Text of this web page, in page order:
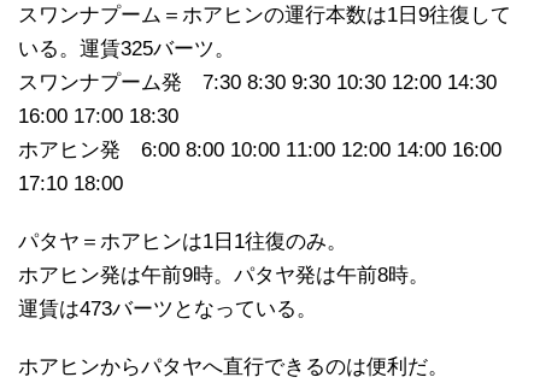
スワンナプーム＝ホアヒンの運行本数は1日9往復して
いる。運賃325バーツ。
スワンナプーム発 7:30 8:30 9:30 10:30 12:00 14:30
16:00 17:00 18:30
ホアヒン発 6:00 8:00 10:00 11:00 12:00 14:00 16:00
17:10 18:00
パタヤ＝ホアヒンは1日1往復のみ。
ホアヒン発は午前9時。パタヤ発は午前8時。
運賃は473バーツとなっている。
ホアヒンからパタヤへ直行できるのは便利だ。